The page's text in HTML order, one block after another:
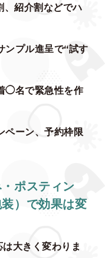
紹介割などでハ
ンプル進呈で“試す
◯名で緊急性を作
ペーン、予約枠限
ポスティン
）で効果は変
大きく変わりま